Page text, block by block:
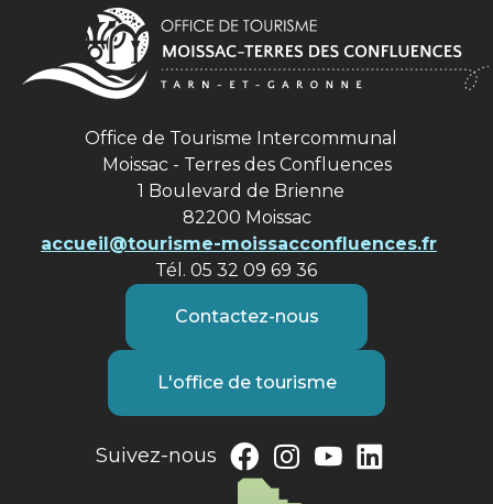
Office de Tourisme Intercommunal
Moissac - Terres des Confluences
1 Boulevard de Brienne
82200 Moissac
accueil@tourisme-moissacconfluences.fr
Tél. 05 32 09 69 36
Contactez-nous
L'office de tourisme
Suivez-nous